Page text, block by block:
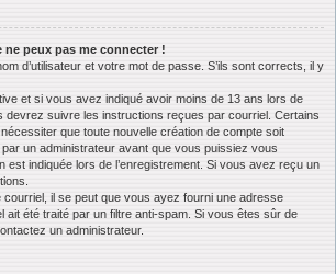
ne peux pas me connecter !
d’utilisateur et votre mot de passe. S’ils sont corrects, il y
et si vous avez indiqué avoir moins de 13 ans lors de
devrez suivre les instructions reçues par courriel. Certains
que toute nouvelle création de compte soit
un administrateur avant que vous puissiez vous
est indiquée lors de l’enregistrement. Si vous avez reçu un
courriel, il se peut que vous ayez fourni une adresse
ait été traité par un filtre anti-spam. Si vous êtes sûr de
un administrateur.